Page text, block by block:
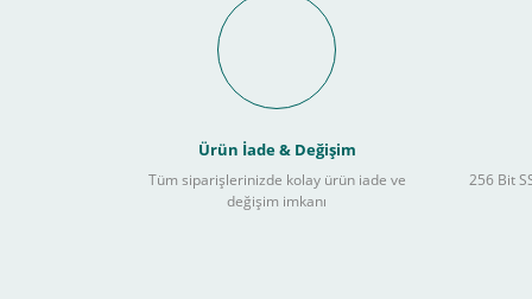
Schneider Electric
Kullanılır ?
Sitemizden yapacağınız tüm alışverişlerde aşağıdaki
Ürün İade & Değişim
Tüm siparişlerinizde kolay ürün iade ve
değişim imkanı
256 Bit